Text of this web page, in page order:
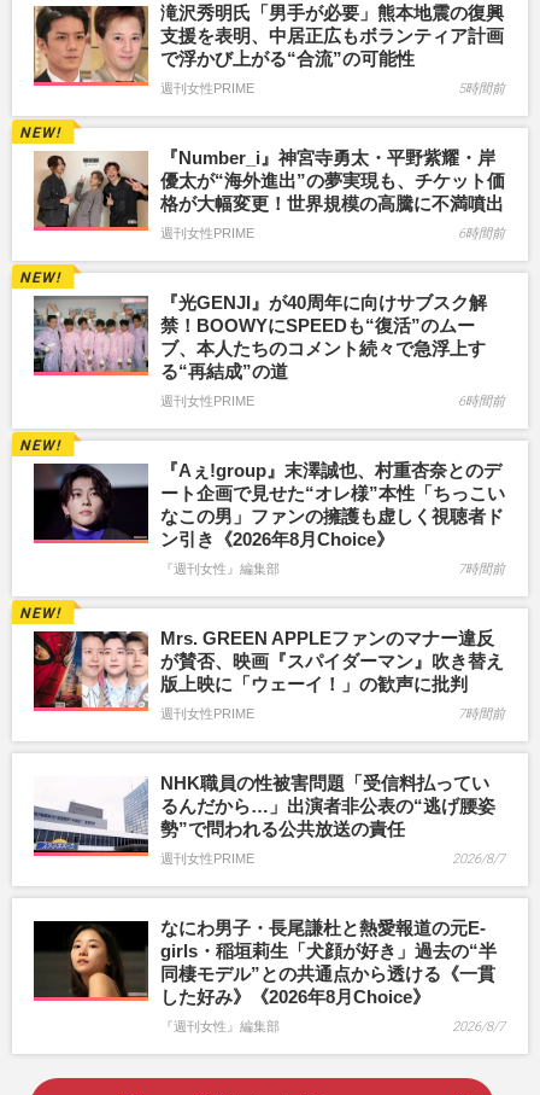
滝沢秀明氏「男手が必要」熊本地震の復興
支援を表明、中居正広もボランティア計画
で浮かび上がる“合流”の可能性
週刊女性PRIME 5時間前
『Number_i』神宮寺勇太・平野紫耀・岸
優太が“海外進出”の夢実現も、チケット価
格が大幅変更！世界規模の高騰に不満噴出
週刊女性PRIME 6時間前
『光GENJI』が40周年に向けサブスク解
禁！BOOWYにSPEEDも“復活”のムー
ブ、本人たちのコメント続々で急浮上す
る“再結成”の道
週刊女性PRIME 6時間前
『Aぇ!group』末澤誠也、村重杏奈とのデ
ート企画で見せた“オレ様”本性「ちっこい
なこの男」ファンの擁護も虚しく視聴者ド
ン引き《2026年8月Choice》
『週刊女性』編集部 7時間前
Mrs. GREEN APPLEファンのマナー違反
が賛否、映画『スパイダーマン』吹き替え
版上映に「ウェーイ！」の歓声に批判
週刊女性PRIME 7時間前
NHK職員の性被害問題「受信料払ってい
るんだから…」出演者非公表の“逃げ腰姿
勢”で問われる公共放送の責任
週刊女性PRIME 2026/8/7
なにわ男子・長尾謙杜と熱愛報道の元E-
girls・稲垣莉生「犬顔が好き」過去の“半
同棲モデル”との共通点から透ける《一貫
した好み》《2026年8月Choice》
『週刊女性』編集部 2026/8/7